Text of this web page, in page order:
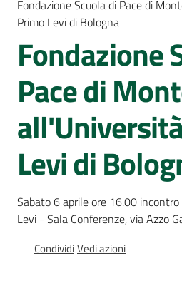
Porte
aperte
in
Assemblea
Mostre
itineranti
Percorsi
memoria
Fondazione Scuola di Pace di
Primo Levi di Bologna
Fondazione
Pace di
Levi di
Sabato 6 aprile ore 16.00
Levi - Sala Conferenze, via Azzo
CondividiVedi azioni